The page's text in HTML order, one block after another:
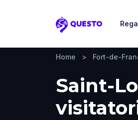
Questo
Home > Fort-de-
Saint-